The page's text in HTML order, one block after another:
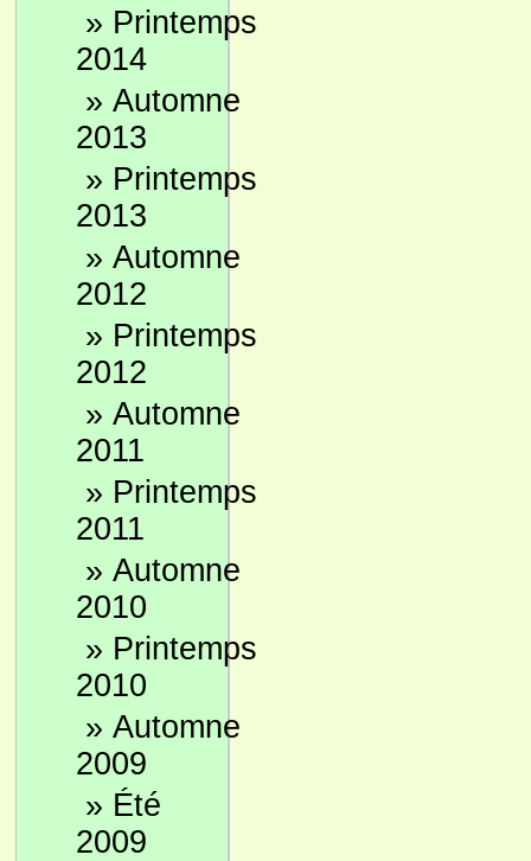
» Printemps
2014
» Automne
2013
» Printemps
2013
» Automne
2012
» Printemps
2012
» Automne
2011
» Printemps
2011
» Automne
2010
» Printemps
2010
» Automne
2009
» Été
2009